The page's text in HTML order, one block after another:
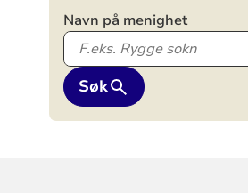
Navn på menighet
Søk